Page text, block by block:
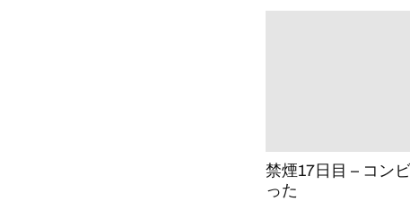
禁煙17日目 – コン
った